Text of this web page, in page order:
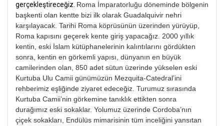
gerçekleştireceğiz. Roma İmparatorluğu döneminde bölgenin
başkenti olan kentte bizi ilk olarak Guadalquivir nehri
karşılayacak. Tarihi Roma köprüsünün üzerinden yürüyüp,
Roma kapısını geçerek kente giriş yapacağız. 2000 yıllık
kentin, eski İslam kütüphanelerinin kalıntılarını gördükten
sonra, kentin en görkemli yapısı, dünyanın en büyük
camilerinden olan, 850 adet sütun üzerinde yükselen eski
Kurtuba Ulu Camii günümüzün Mezquita-Catedral’ini
rehberimiz eşliğinde ziyaret edeceğiz. Turumuz sırasında
Kurtuba Camii’nin görkemine tanıklık ettikten sonra
durağımız eski sokaklar. Yolumuz üzerinde Cordoba’nın
çiçek sokakları, Endülüs mimarisinin tüm inceliğini yansıtan